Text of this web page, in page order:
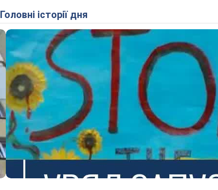
Головні історії дня